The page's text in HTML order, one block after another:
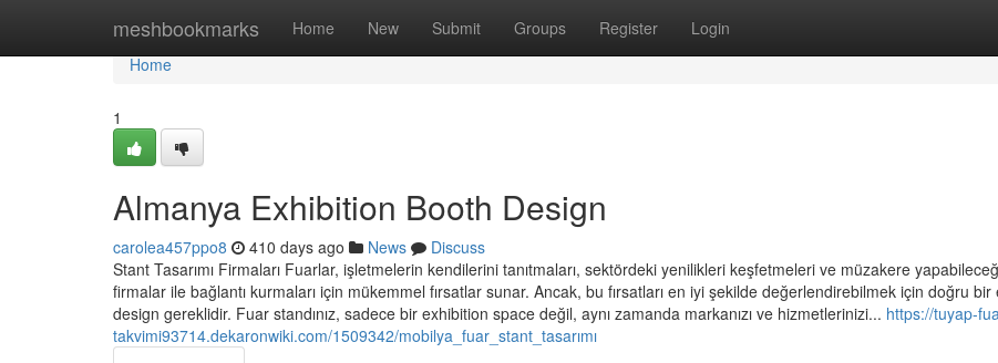
meshbookmarks Home New Submit Groups Register Login
Home
Home
1
Almanya Exhibition Booth Design
carolea457ppo8 410 days ago News
Discuss
Stant Tasarımı Firmaları Fuarlar, işletmelerin kendilerini tanıtmaları, sektördeki yenilikleri keşfetmeleri ve müzakere
firmalar ile bağlantı kurmaları için mükemmel fırsatlar sunar. Ancak, bu fırsatları en iyi şekilde değerlendirebilmek için doğru bir
design gereklidir. Fuar standınız, sadece bir exhibition space değil, aynı zamanda markanızı ve hizmetlerinizi... https://tuyap-
takvimi93714.dekaronwiki.com/1509342/mobilya_fuar_stant_tasarımı